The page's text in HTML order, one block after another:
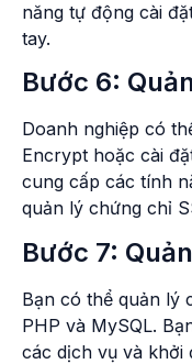
năng tự động cài
tay.
Bước 6:
Doanh nghiệp có
Encrypt hoặc cài
cung cấp các tính
quản lý chứng chỉ
Bước 7:
Bạn có thể quản lý
PHP và MySQL.
các dịch vụ và khởi